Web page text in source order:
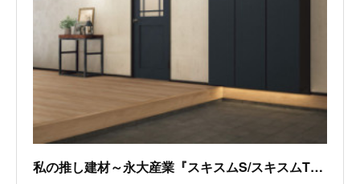
私の推し建材～永大産業『スキスムS/スキスムT』、ダイキン工業『risora』、サンゲツ『リフォームセレクション』